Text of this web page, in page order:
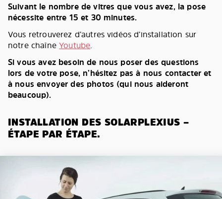
Suivant le nombre de vitres que vous avez, la pose
nécessite entre 15 et 30 minutes.
Vous retrouverez d’autres vidéos d’installation sur
notre chaîneYoutube.
Si vous avez besoin de nous poser des questions
lors de votre pose, n’hésitez pas à nous contacter et
à nous envoyer des photos (qui nous aideront
beaucoup).
INSTALLATION DES SOLARPLEXIUS –
ÉTAPE PAR ÉTAPE.